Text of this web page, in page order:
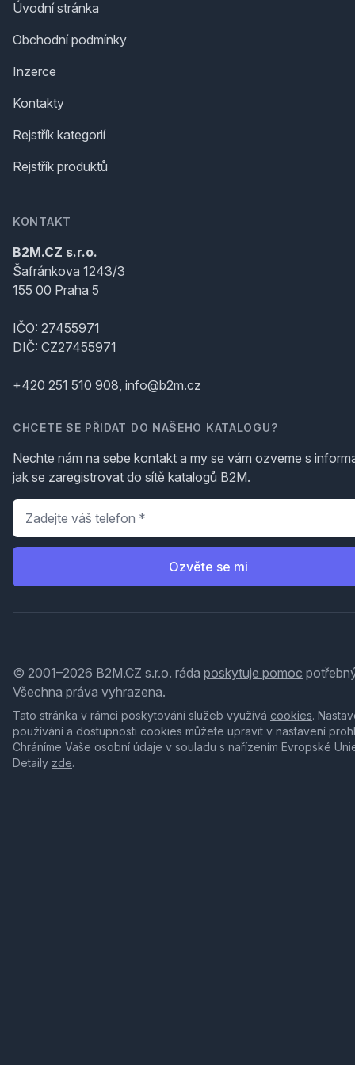
Úvodní stránka
Obchodní podmínky
Inzerce
Kontakty
Rejstřík kategorií
Rejstřík produktů
KONTAKT
B2M.CZ s.r.o.
Šafránkova 1243/3
155 00 Praha 5
IČO: 27455971
DIČ: CZ27455971
+420 251 510 908, info@b2m.cz
CHCETE SE PŘIDAT DO NAŠEHO KATALOGU?
Nechte nám na sebe kontakt a my se vám ozveme s
jak se zaregistrovat do sítě katalogů B2M.
Telefon
Ozvěte se mi
© 2001–2026 B2M.CZ s.r.o. ráda poskytuje pomoc
Všechna práva vyhrazena.
Tato stránka v rámci poskytování služeb využívá cookies.
používání a dostupnosti cookies můžete upravit v nastavení
Chráníme Vaše osobní údaje v souladu s nařízením Evropské
Detaily zde.